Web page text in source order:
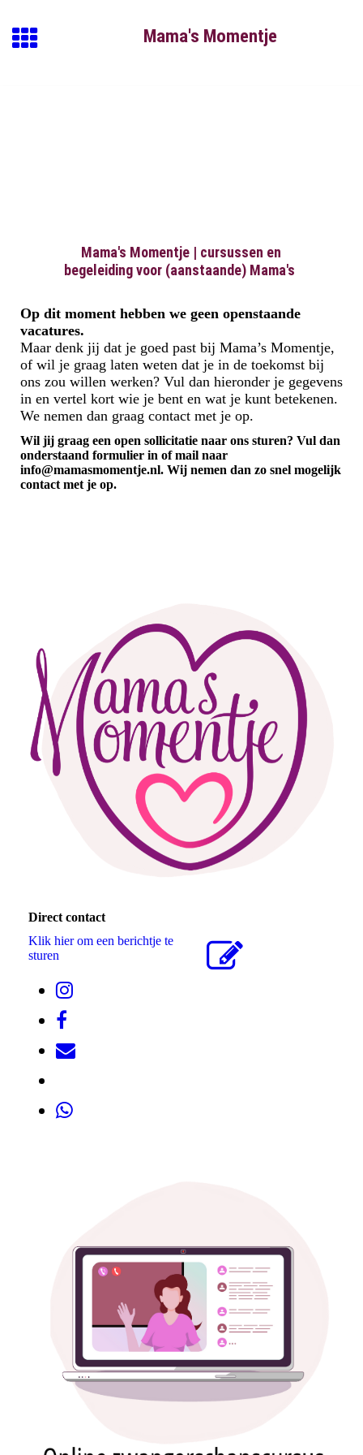
Mama's Momentje
Mama's Momentje | cursussen en
begeleiding voor (aanstaande) Mama's
Op dit moment hebben we geen openstaande
vacatures.
Maar denk jij dat je goed past bij Mama’s Momentje,
of wil je graag laten weten dat je in de toekomst bij
ons zou willen werken? Vul dan hieronder je gegevens
in en vertel kort wie je bent en wat je kunt betekenen.
We nemen dan graag contact met je op.
Wil jij graag een open sollicitatie naar ons sturen? Vul dan
onderstaand formulier in of mail naar
info@mamasmomentje.nl. Wij nemen dan zo snel mogelijk
contact met je op.
Direct contact
Klik hier om een berichtje te
sturen